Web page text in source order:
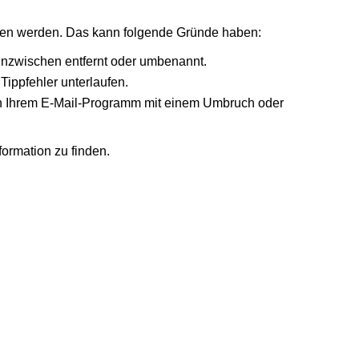
werden. Das kann folgende Gründe haben:
entfernt oder umbenannt.
unterlaufen.
E-Mail-Programm mit einem Umbruch oder
zu finden.